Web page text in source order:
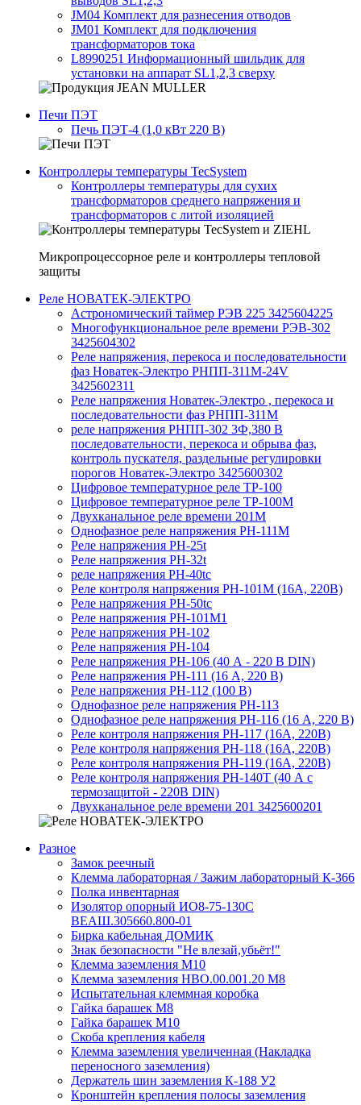
JM04 Комплект для разнесения отводов
JM01 Комплект для подключения
трансформаторов тока
L8990251 Информационный шильдик для
установки на аппарат SL1,2,3 сверху
Печи ПЭТ
Печь ПЭТ-4 (1,0 кВт 220 В)
Контроллеры температуры TecSystem
Контроллеры температуры для сухих
трансформаторов среднего напряжения и
трансформаторов с литой изоляцией
Микропроцессорное реле и контроллеры тепловой
защиты
Реле НОВАТЕК-ЭЛЕКТРО
Астрономический таймер РЭВ 225 3425604225
Многофункциональное реле времени РЭВ-302
3425604302
Реле напряжения, перекоса и последовательности
фаз Новатек-Электро РНПП-311М-24V
3425602311
Реле напряжения Новатек-Электро , перекоса и
последовательности фаз РНПП-311М
реле напряжения РНПП-302 3Ф,380 В
последовательности, перекоса и обрыва фаз,
контроль пускателя, раздельные регулировки
порогов Новатек-Электро 3425600302
Цифровое температурное реле ТР-100
Цифровое температурное реле ТР-100М
Двухканальное реле времени 201М
Однофазное реле напряжения РН-111М
Реле напряжения РН-25t
Реле напряжения РН-32t
реле напряжения РН-40tc
Реле контроля напряжения РН-101М (16А, 220В)
Реле напряжения РН-50tc
Реле напряжения РН-101М1
Реле напряжения РН-102
Реле напряжения РН-104
Реле напряжения РН-106 (40 А - 220 В DIN)
Реле напряжения РН-111 (16 А, 220 В)
Реле напряжения РН-112 (100 В)
Однофазное реле напряжения РН-113
Однофазное реле напряжения РН-116 (16 А, 220 В)
Реле контроля напряжения РН-117 (16А, 220В)
Реле контроля напряжения РН-118 (16А, 220В)
Реле контроля напряжения РН-119 (16А, 220В)
Реле контроля напряжения РН-140Т (40 А с
термозащитой - 220В DIN)
Двухканальное реле времени 201 3425600201
Разное
Замок реечный
Клемма лабораторная / Зажим лабораторный К-366
Полка инвентарная
Изолятор опорный ИО8-75-130С
ВЕАШ.305660.800-01
Бирка кабельная ДОМИК
Знак безопасности "Не влезай,убьёт!"
Клемма заземления М10
Клемма заземления НВО.00.001.20 М8
Испытательная клеммная коробка
Гайка барашек М8
Гайка барашек М10
Скоба крепления кабеля
Клемма заземления увеличенная (Накладка
переносного заземления)
Держатель шин заземления К-188 У2
Кронштейн крепления полосы заземления